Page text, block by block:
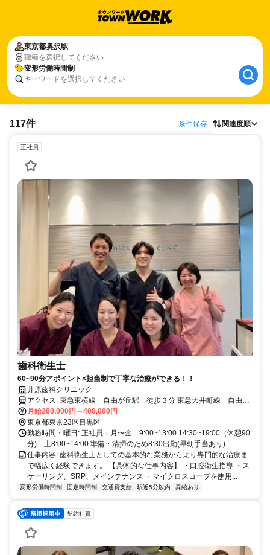
東京都奥沢駅
職種を選択してください
変形労働時間制
キーワードを選択してください
117件 条件保存 関連度順
正社員
歯科衛生士
60~90分アポイント×担当制で丁寧な治療ができる！！
井原歯科クリニック
アクセス: 東急東横線 自由が丘駅 徒歩３分 東急大井町線 自由が
丘駅 徒歩3分
月給280,000円～400,000円
東京都東京23区目黒区
勤務時間・曜日: 正社員：月〜金 9:00~13:00 14:30~19:00（休憩90
分) 土8:00~14:00 準備・清掃のため8:30出勤(早朝手当あり)
仕事内容: 歯科衛生士としての基本的な業務からより専門的な治療ま
で幅広く経験できます。 【具体的な仕事内容】 ・口腔衛生指導 ・ス
ケーリング、SRP、メインテナンス ・マイクロスコープを使用...
変形労働時間制 固定時間制 交通費支給 駅近5分以内 昇給あり
契約社員